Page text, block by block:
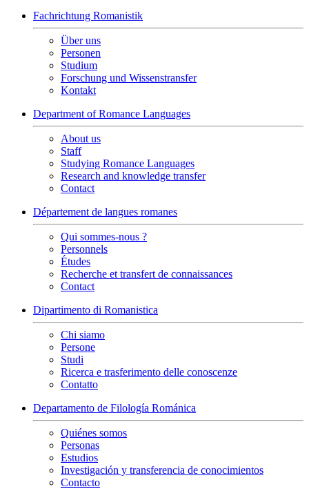
Fachrichtung Romanistik
Über uns
Personen
Studium
Forschung und Wissenstransfer
Kontakt
Department of Romance Languages
About us
Staff
Studying Romance Languages
Research and knowledge transfer
Contact
Département de langues romanes
Qui sommes-nous ?
Personnels
Études
Recherche et transfert de connaissances
Contact
Dipartimento di Romanistica
Chi siamo
Persone
Studi
Ricerca e trasferimento delle conoscenze
Contatto
Departamento de Filología Románica
Quiénes somos
Personas
Estudios
Investigación y transferencia de conocimientos
Contacto